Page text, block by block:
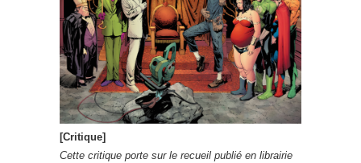
[Critique]
Cette critique porte sur le recueil publié en librairie